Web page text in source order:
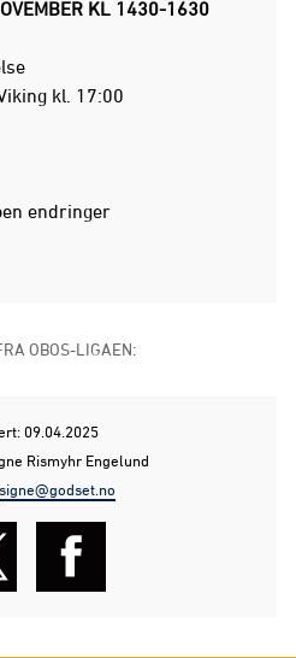
KL 1430-1630​
kl. 17:00
endringer
OBOS-LIGAEN:
09.04.2025
Rismyhr Engelund
signe@godset.no